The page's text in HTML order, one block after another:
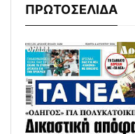
ΠΡΩΤΟΣΕΛΙΔΑ